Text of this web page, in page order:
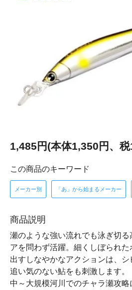
1,485円(本体1,350円、
この商品のキーワード
メーカー別 「あ」から始まるメーカー
商品説明
瀬のような強い流れでも泳ぎ切る
アを問わず活躍。細くしぼられ
出すしなやかなアクションは、
追い気のない鮎をも刺激します。
中～大規模河川でのチャラ瀬攻